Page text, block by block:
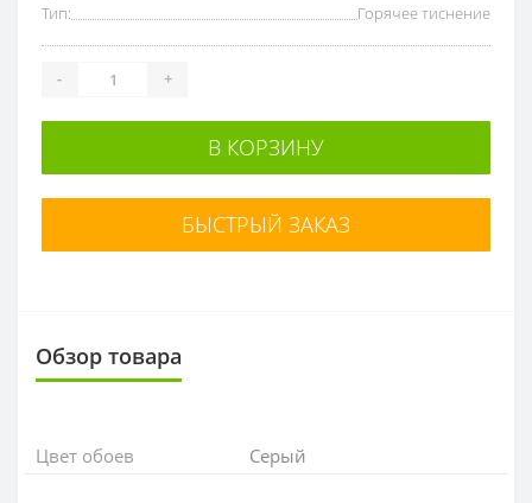
Тип:
Горячее тиснение
- +
В КОРЗИНУ
БЫСТРЫЙ ЗАКАЗ
Обзор товара
Цвет обоев Серый